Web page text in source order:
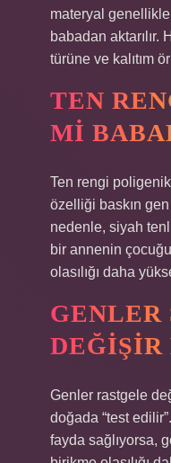
materyal
babadan aktarılır.
türüne ve kalıtım
TEN
MI
Ten rengi poligenik
özelliği baskın
nedenle, siyah
bir annenin
olasılığı daha
GENLER
DEĞIŞIR
Genler rastgele
doğada “test
fayda sağlıyorsa,